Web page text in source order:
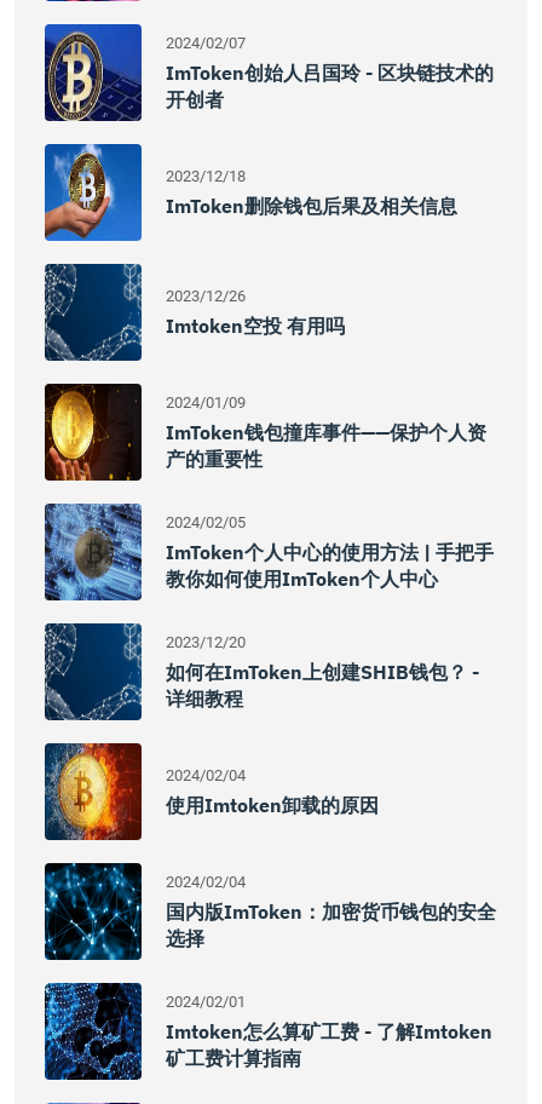
2024/02/07
ImToken创始人吕国玲 - 区块链技术的
开创者
2023/12/18
ImToken删除钱包后果及相关信息
2023/12/26
Imtoken空投 有用吗
2024/01/09
ImToken钱包撞库事件——保护个人资
产的重要性
2024/02/05
ImToken个人中心的使用方法 | 手把手
教你如何使用imToken个人中心
2023/12/20
如何在imToken上创建SHIB钱包？ -
详细教程
2024/02/04
使用imtoken卸载的原因
2024/02/04
国内版imToken：加密货币钱包的安全
选择
2024/02/01
Imtoken怎么算矿工费 - 了解imtoken
矿工费计算指南